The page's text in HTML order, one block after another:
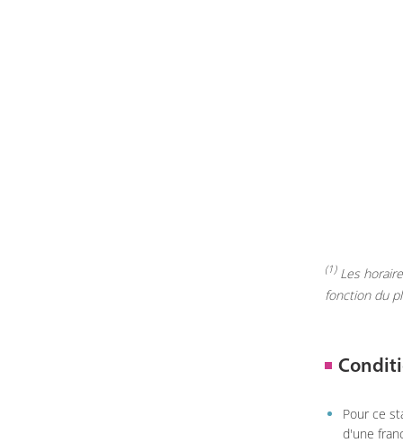
(1)Les
fonction du
Pour ce
d'une